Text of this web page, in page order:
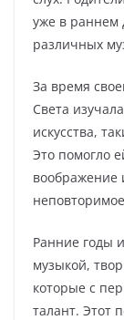
уже в раннем
различных
За время
Света
искусства,
Это помогло
воображение
Ранние годы
музыкой,
которые с
талант. Этот